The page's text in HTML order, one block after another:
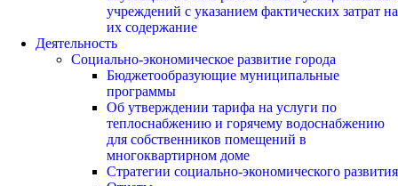
учреждений с указанием фактических затрат на
их содержание
Деятельность
Социально-экономическое развитие города
Бюджетообразующие муниципальные
программы
Об утверждении тарифа на услуги по
теплоснабжению и горячему водоснабжению
для собственников помещений в
многоквартирном доме
Стратегии социально-экономического развития